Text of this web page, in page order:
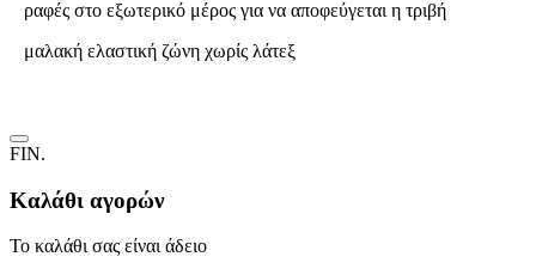
ραφές στο εξωτερικό μέρος για να αποφεύγεται η τριβή
μαλακή ελαστική ζώνη χωρίς λάτεξ
FIN.
Καλάθι αγορών
Το καλάθι σας είναι άδειο